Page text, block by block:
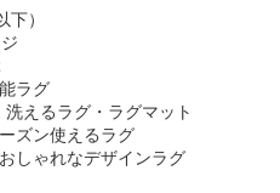
下）
ラグ
洗えるラグ・ラグマット
ズン使えるラグ
しゃれなデザインラグ